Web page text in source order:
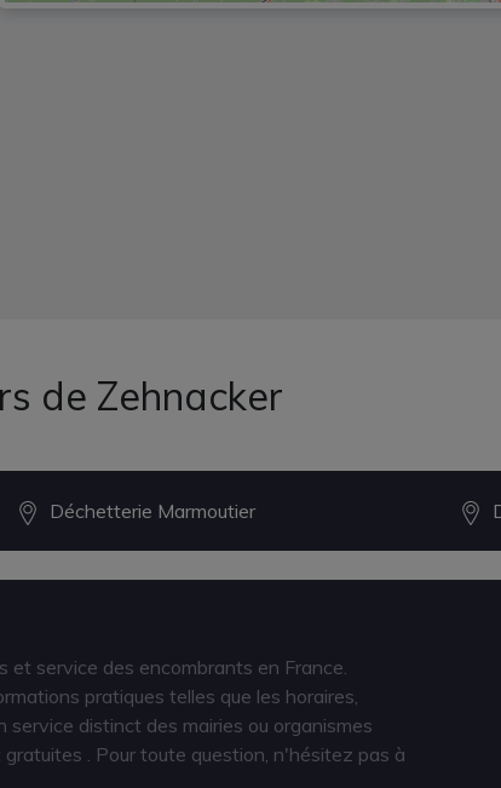
de Zehnacker
Déchetterie Marmoutier
service des encombrants en France.
pratiques telles que les horaires,
distinct des mairies ou organismes
gratuites . Pour toute question, n'hésitez pas à